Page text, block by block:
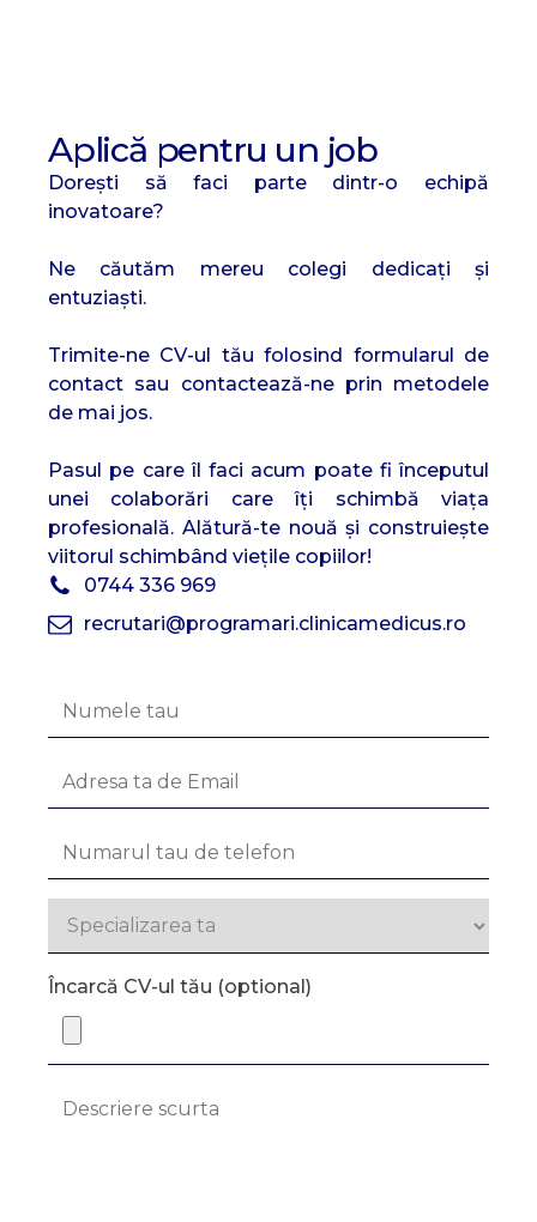
Aplică pentru un job
Dorești să faci parte dintr-o echipă
inovatoare?
Ne căutăm mereu colegi dedicați și
entuziaști.
Trimite-ne CV-ul tău folosind formularul de
contact sau contactează-ne prin metodele
de mai jos.
Pasul pe care îl faci acum poate fi începutul
unei colaborări care îți schimbă viața
profesională. Alătură-te nouă și construiește
viitorul schimbând viețile copiilor!
0744 336 969
recrutari@programari.clinicamedicus.ro
Încarcă CV-ul tău (optional)